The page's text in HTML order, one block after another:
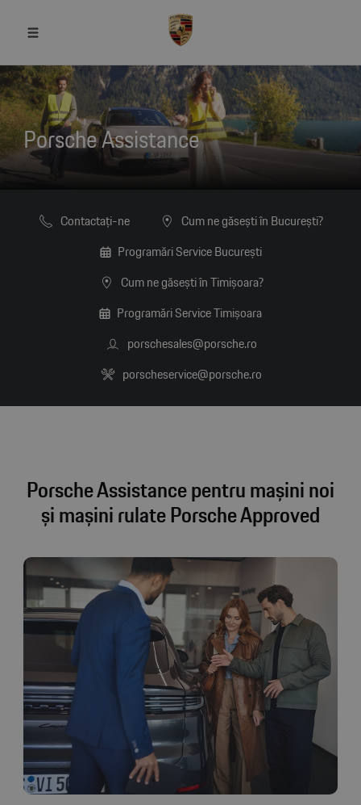
Porsche Assistance
Contactaţi-ne
Cum ne găsești în București?
Programări Service București
Cum ne găsești în Timișoara?
Programări Service Timișoara
porschesales@porsche.ro
porscheservice@porsche.ro
Porsche Assistance pentru mașini noi
și mașini rulate Porsche Approved